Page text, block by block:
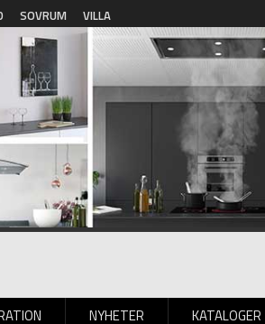
SOVRUM VILLA
NYHETER KATALOGER